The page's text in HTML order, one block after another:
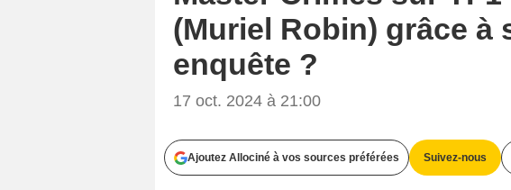
(Muriel Robin) grâce à
enquête ?
17 oct. 2024 à 21:00
Ajoutez Allociné à vos sources préférées Suivez-nous